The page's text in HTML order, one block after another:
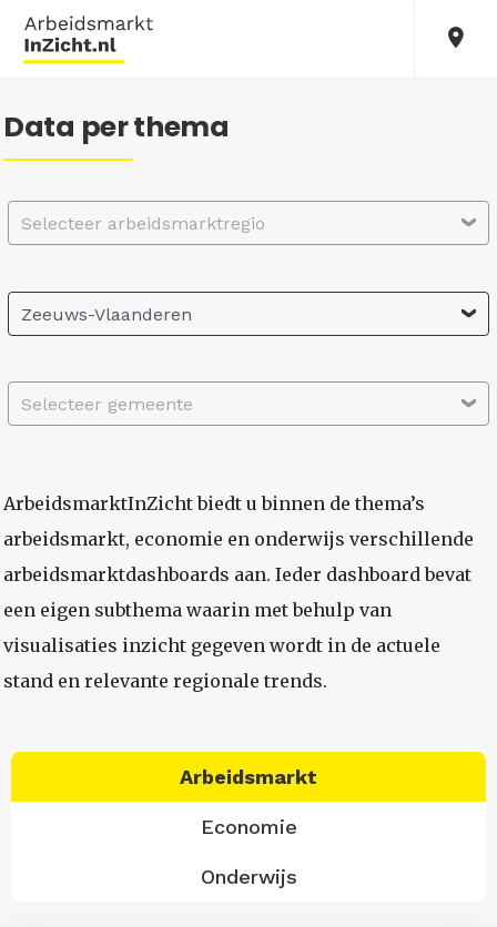
Data per thema
Selecteer arbeidsmarktregio
Zeeuws-Vlaanderen
Selecteer gemeente
ArbeidsmarktInZicht biedt u binnen de thema’s
arbeidsmarkt, economie en onderwijs verschillende
arbeidsmarktdashboards aan. Ieder dashboard bevat
een eigen subthema waarin met behulp van
visualisaties inzicht gegeven wordt in de actuele
stand en relevante regionale trends.
Arbeidsmarkt
Economie
Onderwijs